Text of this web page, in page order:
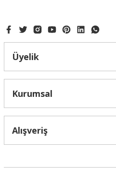
Üyelik
Kurumsal
Alışveriş